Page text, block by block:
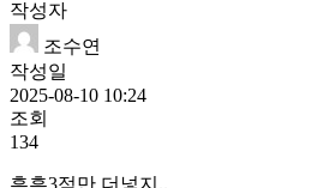
작성자
조수연
작성일
2025-08-10 10:24
조회
134
흑흑3점만 더넣지..